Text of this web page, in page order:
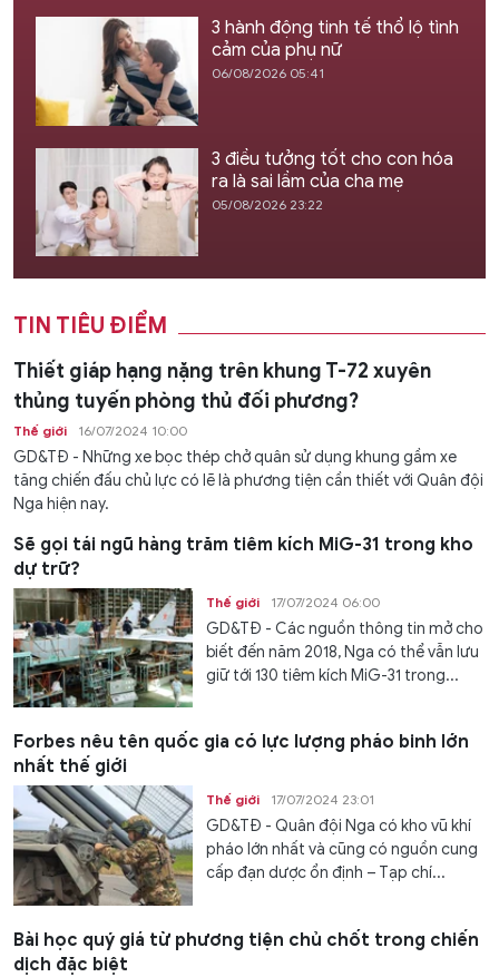
3 hành động tinh tế thổ lộ tình
cảm của phụ nữ
06/08/2026 05:41
3 điều tưởng tốt cho con hóa
ra là sai lầm của cha mẹ
05/08/2026 23:22
TIN TIÊU ĐIỂM
Thiết giáp hạng nặng trên khung T-72 xuyên
thủng tuyến phòng thủ đối phương?
Thế giới 16/07/2024 10:00
GD&TĐ - Những xe bọc thép chở quân sử dụng khung gầm xe
tăng chiến đấu chủ lực có lẽ là phương tiện cần thiết với Quân đội
Nga hiện nay.
Sẽ gọi tái ngũ hàng trăm tiêm kích MiG-31 trong kho
dự trữ?
Thế giới 17/07/2024 06:00
GD&TĐ - Các nguồn thông tin mở cho
biết đến năm 2018, Nga có thể vẫn lưu
giữ tới 130 tiêm kích MiG-31 trong...
Forbes nêu tên quốc gia có lực lượng pháo binh lớn
nhất thế giới
Thế giới 17/07/2024 23:01
GD&TĐ - Quân đội Nga có kho vũ khí
pháo lớn nhất và cũng có nguồn cung
cấp đạn dược ổn định – Tạp chí...
Bài học quý giá từ phương tiện chủ chốt trong chiến
dịch đặc biệt